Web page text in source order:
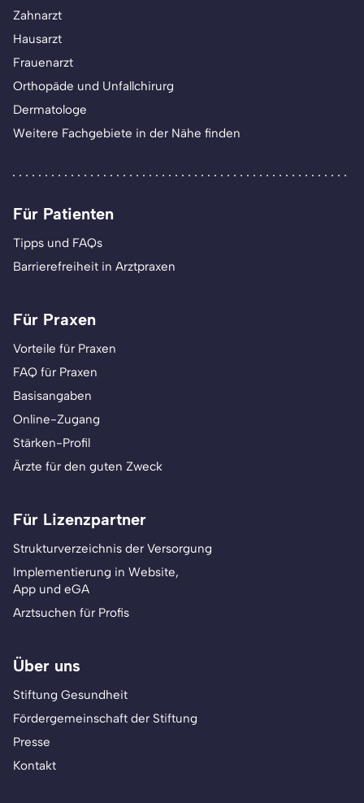
Zahnarzt
Hausarzt
Frauenarzt
Orthopäde und Unfallchirurg
Dermatologe
Weitere Fachgebiete in der Nähe finden
Für Patienten
Tipps und FAQs
Barrierefreiheit in Arztpraxen
Für Praxen
Vorteile für Praxen
FAQ für Praxen
Basisangaben
Online-Zugang
Stärken-Profil
Ärzte für den guten Zweck
Für Lizenzpartner
Strukturverzeichnis der Versorgung
Implementierung in Website,
App und eGA
Arztsuchen für Profis
Über uns
Stiftung Gesundheit
Fördergemeinschaft der Stiftung
Presse
Kontakt